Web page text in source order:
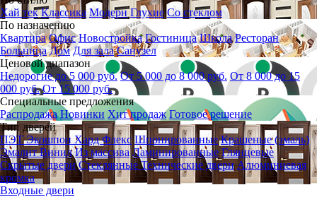
Хай тек Классика Модерн Глухие Со стеклом
По назначению
Квартира Офис Новостройка Гостиница Школа Ресторан
Больница Дом Для зала Санузел
Ценовой диапазон
Недорогие до 5 000 руб. От 5 000 до 8 000 руб. От 8 000 до 15
000 руб. От 15 000 руб.
Специальные предложения
Распродажа Новинки Хит продаж Готовое решение
Тип дверей
ПЭТЭкошпон Хард Флекс Шпонированные Крашеные (эмаль)
ЭмалитВинил Из массива Ламинированные Глянцевые
Скрытые двери СтеклянныеТехнические двери Алюминиевая
кромка
Входные двери